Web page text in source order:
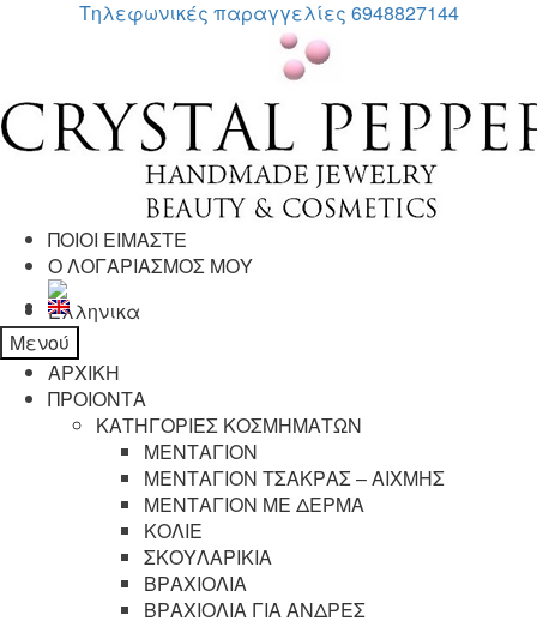
Τηλεφωνικές παραγγελίες 6948827144
πλοήγηση
ΠΟΙΟΙ ΕΙΜΑΣΤΕ
Ο ΛΟΓΑΡΙΑΣΜΟΣ ΜΟΥ
Μενού
ΑΡΧΙΚΗ
ΠΡΟΙΟΝΤΑ
ΚΑΤΗΓΟΡΙΕΣ ΚΟΣΜΗΜΑΤΩΝ
ΜΕΝΤΑΓΙΟΝ
ΜΕΝΤΑΓΙΟΝ ΤΣΑΚΡΑΣ – ΑΙΧΜΗΣ
ΜΕΝΤΑΓΙΟΝ ΜΕ ΔΕΡΜΑ
ΚΟΛΙΕ
ΣΚΟΥΛΑΡΙΚΙΑ
ΒΡΑΧΙΟΛΙΑ
ΒΡΑΧΙΟΛΙΑ ΓΙΑ ΑΝΔΡΕΣ